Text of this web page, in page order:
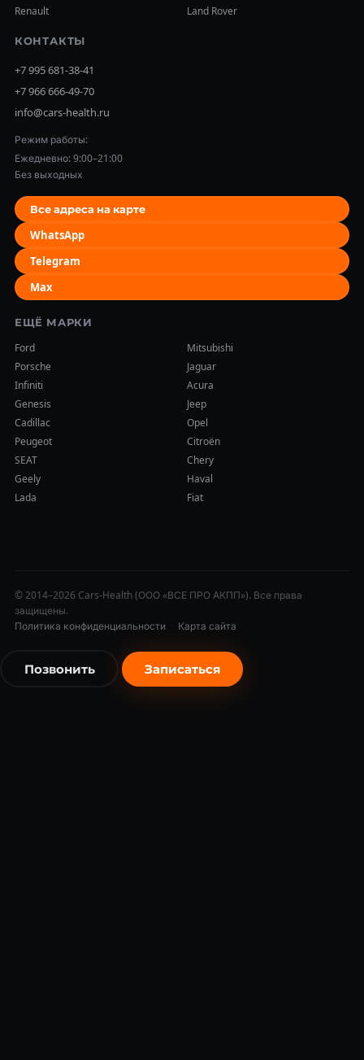
Renault
Land Rover
КОНТАКТЫ
+7 995 681-38-41
+7 966 666-49-70
info@cars-health.ru
Режим работы:
Ежедневно: 9:00–21:00
Без выходных
Все адреса на карте
WhatsApp
Telegram
Max
ЕЩЁ МАРКИ
Ford
Mitsubishi
Porsche
Jaguar
Infiniti
Acura
Genesis
Jeep
Cadillac
Opel
Peugeot
Citroën
SEAT
Chery
Geely
Haval
Lada
Fiat
© 2014–2026 Cars-Health (ООО «ВСЕ ПРО АКПП»). Все права
защищены.
Политика конфиденциальности · Карта сайта
Позвонить Записаться